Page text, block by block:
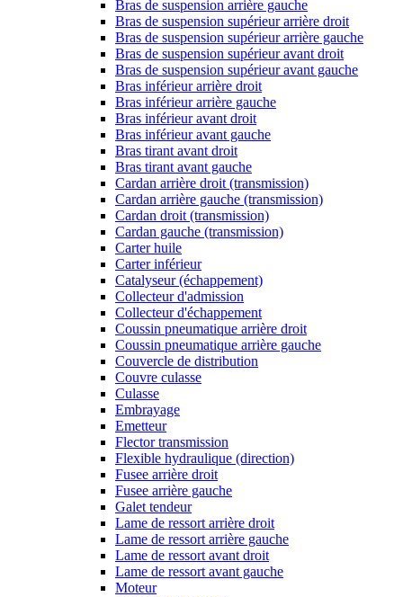
Bras de suspension arrière gauche
Bras de suspension supérieur arrière droit
Bras de suspension supérieur arrière gauche
Bras de suspension supérieur avant droit
Bras de suspension supérieur avant gauche
Bras inférieur arrière droit
Bras inférieur arrière gauche
Bras inférieur avant droit
Bras inférieur avant gauche
Bras tirant avant droit
Bras tirant avant gauche
Cardan arrière droit (transmission)
Cardan arrière gauche (transmission)
Cardan droit (transmission)
Cardan gauche (transmission)
Carter huile
Carter inférieur
Catalyseur (échappement)
Collecteur d'admission
Collecteur d'échappement
Coussin pneumatique arrière droit
Coussin pneumatique arrière gauche
Couvercle de distribution
Couvre culasse
Culasse
Embrayage
Emetteur
Flector transmission
Flexible hydraulique (direction)
Fusee arrière droit
Fusee arrière gauche
Galet tendeur
Lame de ressort arrière droit
Lame de ressort arrière gauche
Lame de ressort avant droit
Lame de ressort avant gauche
Moteur